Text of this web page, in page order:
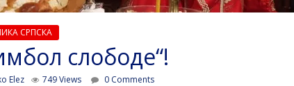
СРПСКА
слободе“!
Elez 749 Views 0 Comments